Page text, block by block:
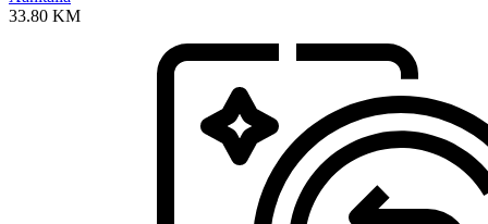
33.80 KM